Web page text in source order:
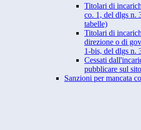
Titolari di
co. 1, del dlgs n.
tabelle)
Titolari di
direzione o di
1-bis, del dlgs n.
Cessati
pubblicare sul
Sanzioni per mancata